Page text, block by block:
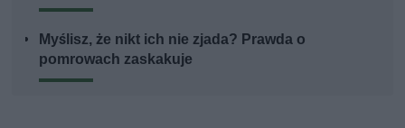
Myślisz, że nikt ich nie zjada? Prawda o
pomrowach zaskakuje